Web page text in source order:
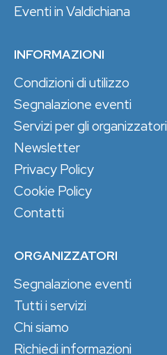
Eventi in Valdichiana
INFORMAZIONI
Condizioni di utilizzo
Segnalazione eventi
Servizi per gli organizzatori
Newsletter
Privacy Policy
Cookie Policy
Contatti
ORGANIZZATORI
Segnalazione eventi
Tutti i servizi
Chi siamo
Richiedi informazioni